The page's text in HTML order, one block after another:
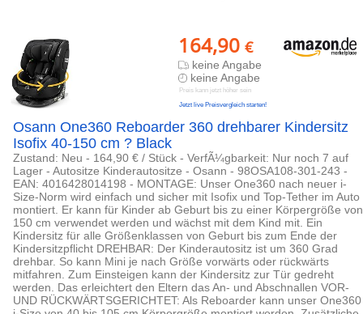
164,90 €
keine Angabe
keine Angabe
Preis kann jetzt höher sein
Jetzt live Preisvergleich starten!
Osann One360 Reboarder 360 drehbarer Kindersitz
Isofix 40-150 cm ? Black
Zustand: Neu - 164,90 € / Stück - VerfÃ¼gbarkeit: Nur noch 7 auf
Lager - Autositze Kinderautositze - Osann - 98OSA108-301-243 -
EAN: 4016428014198 - MONTAGE: Unser One360 nach neuer i-
Size-Norm wird einfach und sicher mit Isofix und Top-Tether im Auto
montiert. Er kann für Kinder ab Geburt bis zu einer Körpergröße von
150 cm verwendet werden und wächst mit dem Kind mit. Ein
Kindersitz für alle Größenklassen von Geburt bis zum Ende der
Kindersitzpflicht DREHBAR: Der Kinderautositz ist um 360 Grad
drehbar. So kann Mini je nach Größe vorwärts oder rückwärts
mitfahren. Zum Einsteigen kann der Kindersitz zur Tür gedreht
werden. Das erleichtert den Eltern das An- und Abschnallen VOR-
UND RÜCKWÄRTSGERICHTET: Als Reboarder kann unser One360